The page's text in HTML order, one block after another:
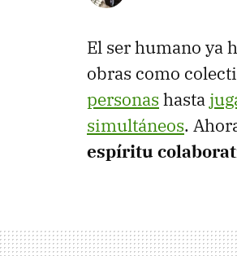
El ser humano ya
obras como
personas hasta
simultáneos.
espíritu